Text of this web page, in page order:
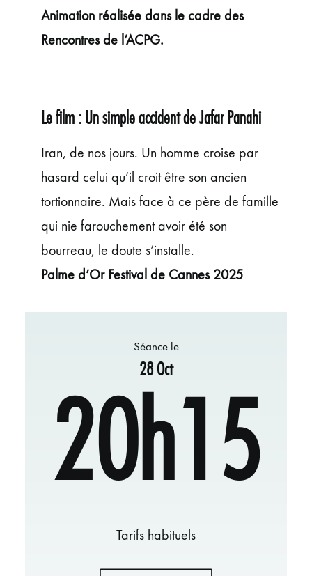
Animation réalisée dans le cadre des
Rencontres de l’ACPG.
Le film : Un simple accident de Jafar Panahi
Iran, de nos jours. Un homme croise par
hasard celui qu’il croit être son ancien
tortionnaire. Mais face à ce père de famille
qui nie farouchement avoir été son
bourreau, le doute s’installe.
Palme d’Or Festival de Cannes 2025
Séance le
28 Oct
20h15
Tarifs habituels